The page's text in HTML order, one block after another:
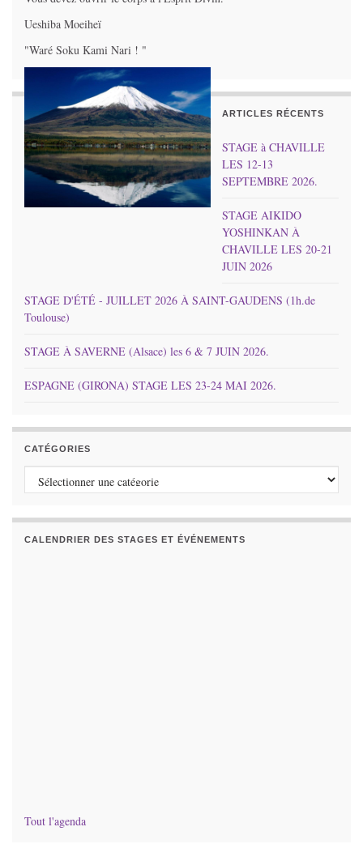
Ueshiba Moeiheï
"Waré Soku Kami Nari ! "
ARTICLES RÉCENTS
STAGE à CHAVILLE
LES 12-13
SEPTEMBRE 2026.
STAGE AIKIDO
YOSHINKAN À
CHAVILLE LES 20-21
JUIN 2026
STAGE D'ÉTÉ - JUILLET 2026 À SAINT-GAUDENS (1h.de
Toulouse)
STAGE À SAVERNE (Alsace) les 6 & 7 JUIN 2026.
ESPAGNE (GIRONA) STAGE LES 23-24 MAI 2026.
CATÉGORIES
Catégories
CALENDRIER DES STAGES ET ÉVÉNEMENTS
Tout l'agenda